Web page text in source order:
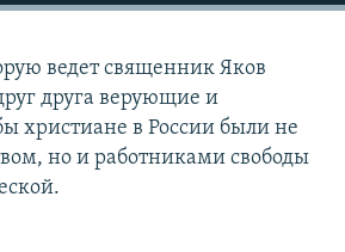
ведет священник Яков
друга верующие и
христиане в России были не
но и работниками свободы